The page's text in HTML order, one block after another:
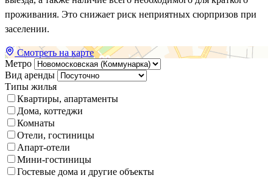
проживания. Это снижает риск неприятных сюрпризов при
заселении.
Смотреть на карте
Метро
Вид аренды
Типы жилья
Квартиры, апартаменты
Дома, коттеджи
Комнаты
Отели, гостиницы
Апарт-отели
Мини-гостиницы
Гостевые дома и другие объекты